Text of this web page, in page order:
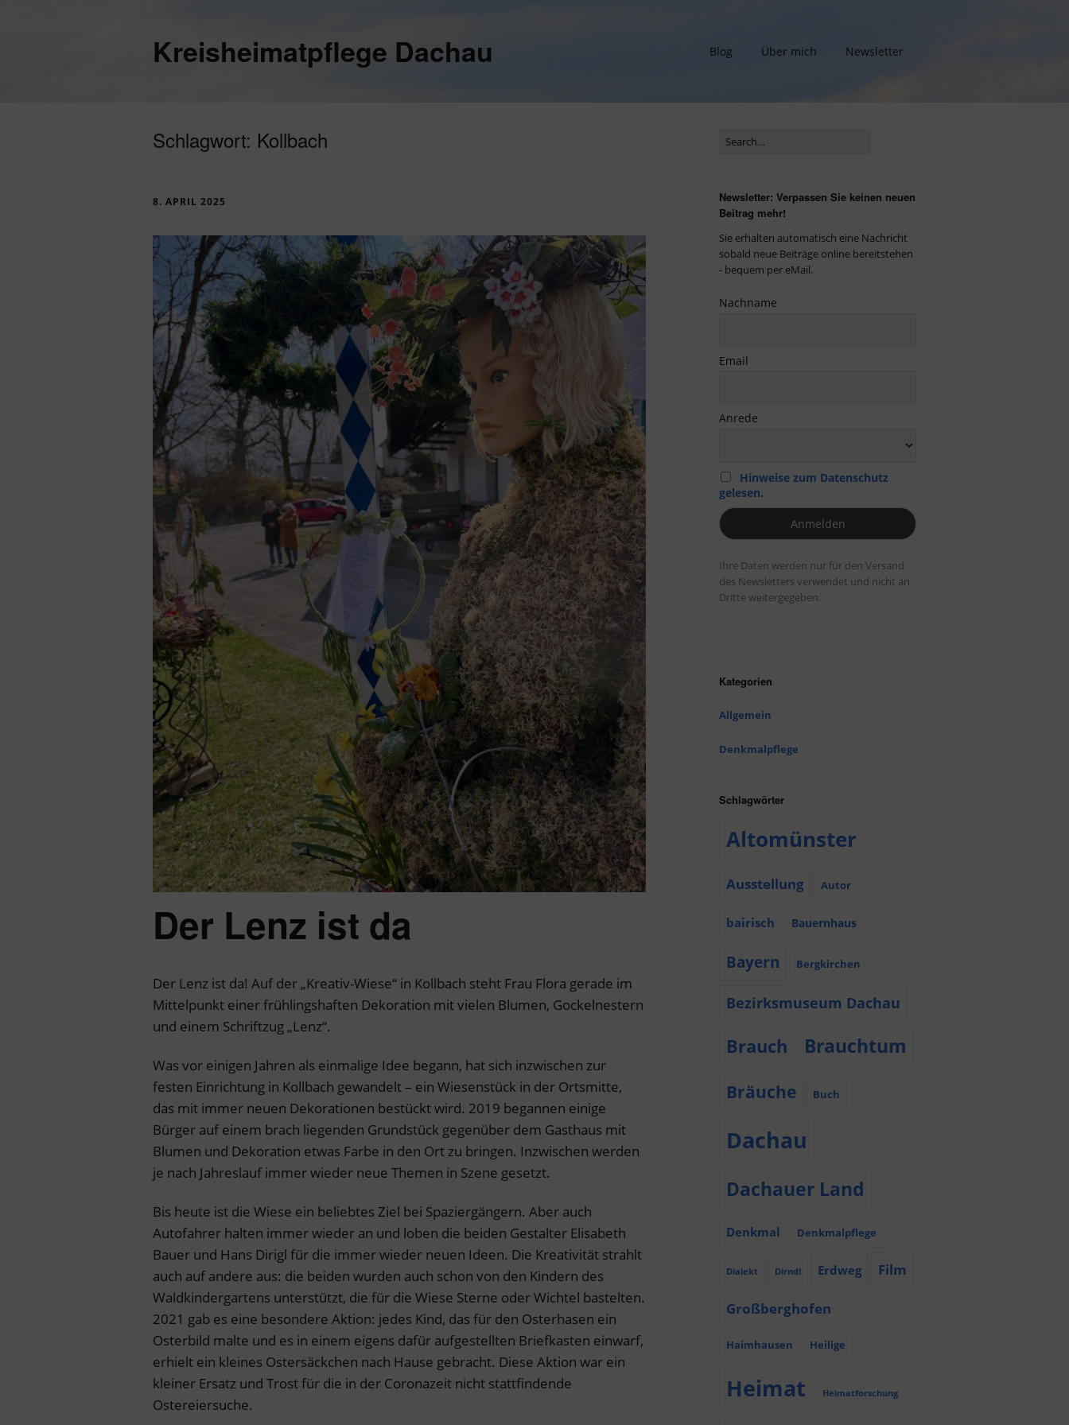
Kreisheimatpflege Dachau Blog Über mich Newsletter
Schlagwort: Kollbach
8. APRIL 2025
Der Lenz ist da
Der Lenz ist da! Auf der „Kreativ-Wiese“ in Kollbach steht Frau Flora gerade im
Mittelpunkt einer frühlingshaften Dekoration mit vielen Blumen, Gockelnestern
und einem Schriftzug „Lenz“.
Was vor einigen Jahren als einmalige Idee begann, hat sich inzwischen zur
festen Einrichtung in Kollbach gewandelt – ein Wiesenstück in der Ortsmitte,
das mit immer neuen Dekorationen bestückt wird. 2019 begannen einige
Bürger auf einem brach liegenden Grundstück gegenüber dem Gasthaus mit
Blumen und Dekoration etwas Farbe in den Ort zu bringen. Inzwischen werden
je nach Jahreslauf immer wieder neue Themen in Szene gesetzt.
Bis heute ist die Wiese ein beliebtes Ziel bei Spaziergängern. Aber auch
Autofahrer halten immer wieder an und loben die beiden Gestalter Elisabeth
Bauer und Hans Dirigl für die immer wieder neuen Ideen. Die Kreativität strahlt
auch auf andere aus: die beiden wurden auch schon von den Kindern des
Waldkindergartens unterstützt, die für die Wiese Sterne oder Wichtel bastelten.
2021 gab es eine besondere Aktion: jedes Kind, das für den Osterhasen ein
Osterbild malte und es in einem eigens dafür aufgestellten Briefkasten einwarf,
erhielt ein kleines Ostersäckchen nach Hause gebracht. Diese Aktion war ein
kleiner Ersatz und Trost für die in der Coronazeit nicht stattfindende
Ostereiersuche.
Newsletter: Verpassen Sie keinen neuen
Beitrag mehr!
Sie erhalten automatisch eine Nachricht
sobald neue Beiträge online bereitstehen
- bequem per eMail.
Nachname
Email
Anrede
Hinweise zum Datenschutz
gelesen.
Ihre Daten werden nur für den Versand
des Newsletters verwendet und nicht an
Dritte weitergegeben.
Kategorien
Allgemein
Denkmalpflege
Schlagwörter
Altomünster
Ausstellung Autor
bairisch Bauernhaus
Bayern Bergkirchen
Bezirksmuseum Dachau
Brauch Brauchtum
Bräuche Buch
Dachau
Dachauer Land
Denkmal Denkmalpflege
Dialekt Dirndl Erdweg Film
Großberghofen
Haimhausen Heilige
Heimat Heimatforschung